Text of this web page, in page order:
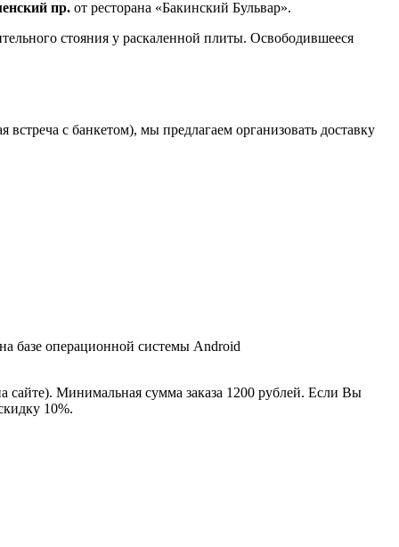
пр. от ресторана «Бакинский Бульвар».
стояния у раскаленной плиты. Освободившееся
с банкетом), мы предлагаем организовать доставку
базе операционной системы Android
сайте). Минимальная сумма заказа 1200 рублей. Если Вы
10%.